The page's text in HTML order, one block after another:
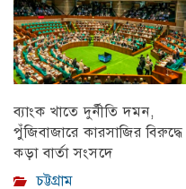
ব্যাংক খাতে দুর্নীতি দমন,
পুঁজিবাজারে কারসাজির বিরুদ্ধে
কড়া বার্তা সংসদে
চট্টগ্রাম